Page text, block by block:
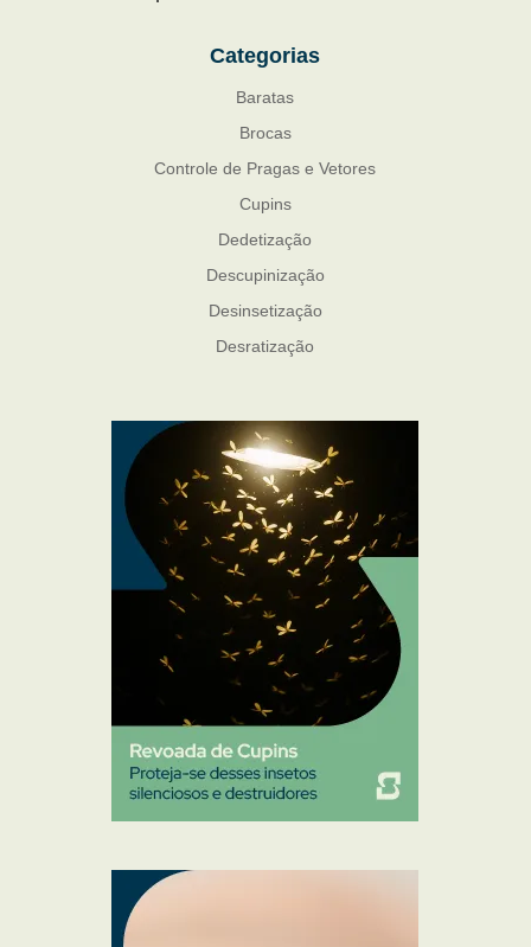
Categorias
Baratas
Brocas
Controle de Pragas e Vetores
Cupins
Dedetização
Descupinização
Desinsetização
Desratização
Mosquito Mist
Mosquitos
Percevejo de Cama
Pulgas e Carrapatos
Ratos
Sanitização
Traças